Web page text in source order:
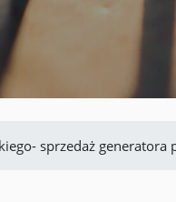
sprzedaż generatora